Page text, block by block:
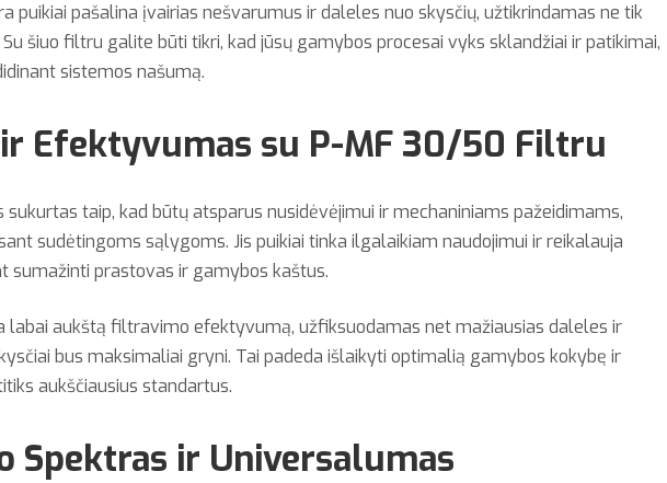
puikiai pašalina įvairias nešvarumus ir daleles nuo skysčių, užtikrindamas ne tik
šiuo filtru galite būti tikri, kad jūsų gamybos procesai vyks sklandžiai ir patikimai,
sistemos našumą.
Efektyvumas su P-MF 30/50 Filtru
taip, kad būtų atsparus nusidėvėjimui ir mechaniniams pažeidimams,
sudėtingoms sąlygoms. Jis puikiai tinka ilgalaikiam naudojimui ir reikalauja
sumažinti prastovas ir gamybos kaštus.
labai aukštą filtravimo efektyvumą, užfiksuodamas net mažiausias daleles ir
bus maksimaliai gryni. Tai padeda išlaikyti optimalią gamybos kokybę ir
aukščiausius standartus.
Spektras ir Universalumas